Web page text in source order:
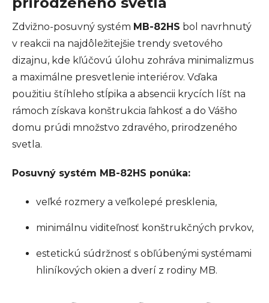
Zdvižno-posuvný systém MB-82HS bol navrhnutý
v reakcii na najdôležitejšie trendy svetového
dizajnu, kde kľúčovú úlohu zohráva minimalizmus
a maximálne presvetlenie interiérov. Vďaka
použitiu štíhleho stĺpika a absencii krycích líšt na
rámoch získava konštrukcia ľahkosť a do Vášho
domu prúdi množstvo zdravého, prirodzeného
svetla.
Posuvný systém MB-82HS ponúka:
veľké rozmery a veľkolepé presklenia,
minimálnu viditeľnosť konštrukčných prvkov,
estetickú súdržnosť s obľúbenými systémami
hliníkových okien a dverí z rodiny MB.